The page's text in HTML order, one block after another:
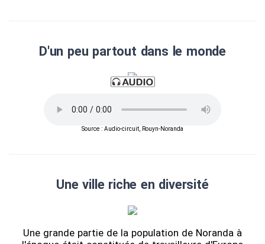
D'un peu partout dans le monde
Source : Audio-circuit, Rouyn-Noranda
Une ville riche en diversité
Une grande partie de la population de Noranda à